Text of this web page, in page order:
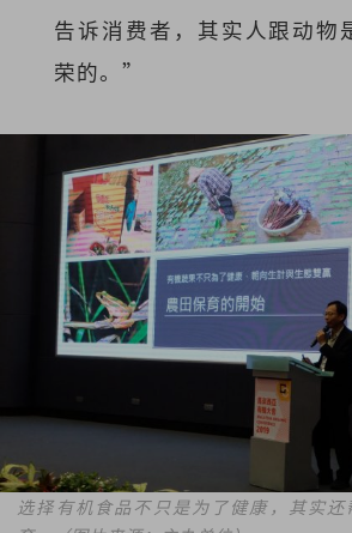
告诉消费者，其实人跟动物
荣的。”
选择有机食品不只是为了健康，其实